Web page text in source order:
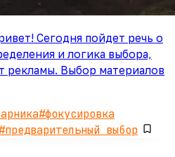
Сегодня пойдет речь о
и логика выбора,
рекламы. Выбор материалов
#фокусировка
#предварительный выбор